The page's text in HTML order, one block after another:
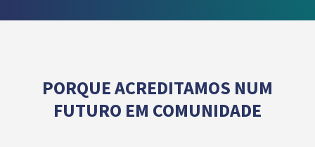
PORQUE ACREDITAMOS NUM
FUTURO EM COMUNIDADE